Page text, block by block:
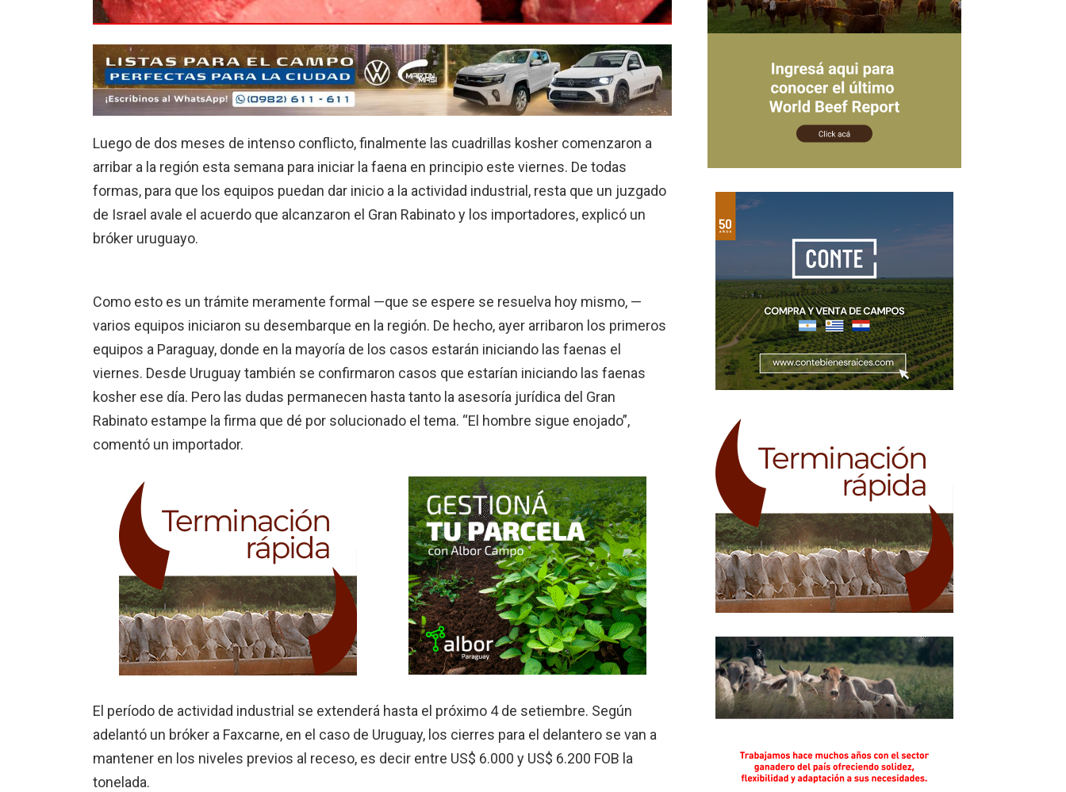
Luego de dos meses de intenso conflicto, finalmente las cuadrillas kosher comenzaron a
arribar a la región esta semana para iniciar la faena en principio este viernes. De todas
formas, para que los equipos puedan dar inicio a la actividad industrial, resta que un juzgado
de Israel avale el acuerdo que alcanzaron el Gran Rabinato y los importadores, explicó un
bróker uruguayo.
Como esto es un trámite meramente formal —que se espere se resuelva hoy mismo, —
varios equipos iniciaron su desembarque en la región. De hecho, ayer arribaron los primeros
equipos a Paraguay, donde en la mayoría de los casos estarán iniciando las faenas el
viernes. Desde Uruguay también se confirmaron casos que estarían iniciando las faenas
kosher ese día. Pero las dudas permanecen hasta tanto la asesoría jurídica del Gran
Rabinato estampe la firma que dé por solucionado el tema. “El hombre sigue enojado”,
comentó un importador.
El período de actividad industrial se extenderá hasta el próximo 4 de setiembre. Según
adelantó un bróker a Faxcarne, en el caso de Uruguay, los cierres para el delantero se van a
mantener en los niveles previos al receso, es decir entre US$ 6.000 y US$ 6.200 FOB la
tonelada.